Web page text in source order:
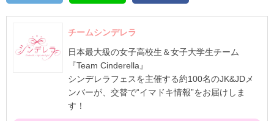
チームシンデレラ
日本最大級の女子高校生＆女子大学生チーム
『Team Cinderella』
シンデレラフェスを主催する約100名のJK&JDメ
ンバーが、交替で“イマドキ情報”をお届けしま
す！